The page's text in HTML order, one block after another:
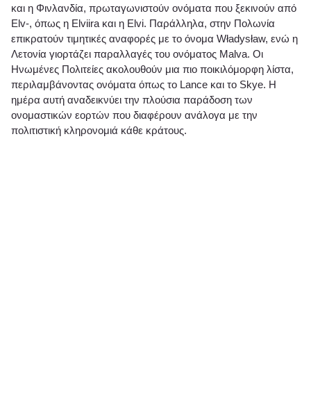
και η Φινλανδία, πρωταγωνιστούν ονόματα που ξεκινούν από
Elv-, όπως η Elviira και η Elvi. Παράλληλα, στην Πολωνία
επικρατούν τιμητικές αναφορές με το όνομα Władysław, ενώ η
Λετονία γιορτάζει παραλλαγές του ονόματος Malva. Οι
Ηνωμένες Πολιτείες ακολουθούν μια πιο ποικιλόμορφη λίστα,
περιλαμβάνοντας ονόματα όπως το Lance και το Skye. Η
ημέρα αυτή αναδεικνύει την πλούσια παράδοση των
ονομαστικών εορτών που διαφέρουν ανάλογα με την
πολιτιστική κληρονομιά κάθε κράτους.